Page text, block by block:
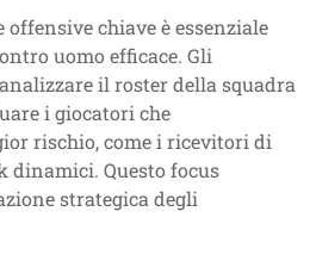
chiave è essenziale
uomo efficace. Gli
il roster della squadra
i giocatori che
rischio, come i ricevitori di
dinamici. Questo focus
strategica degli